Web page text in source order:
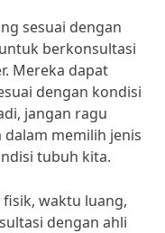
sesuai dengan
berkonsultasi
Mereka dapat
dengan kondisi
jangan ragu
memilih jenis
tubuh kita.
waktu luang,
dengan ahli